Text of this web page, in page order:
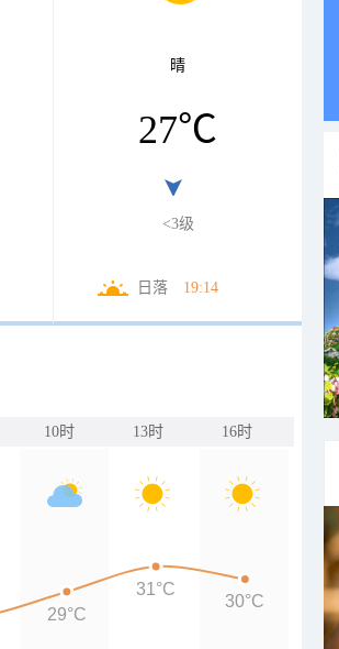
晴
27℃
<3级
日落 19:14
10时 13时 16时
29°C
31°C
30°C